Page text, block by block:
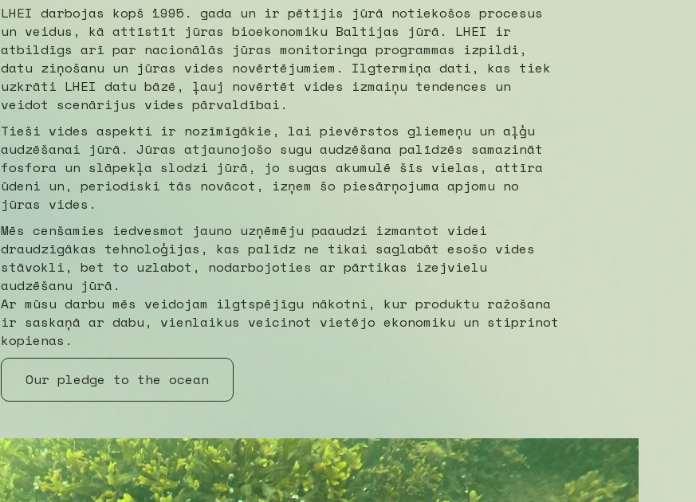
LHEI darbojas kopš 1995. gada un ir pētījis jūrā notiekošos procesus
un veidus, kā attīstīt jūras bioekonomiku Baltijas jūrā. LHEI ir
atbildīgs arī par nacionālās jūras monitoringa programmas izpildi,
datu ziņošanu un jūras vides novērtējumiem. Ilgtermiņa dati, kas tiek
uzkrāti LHEI datu bāzē, ļauj novērtēt vides izmaiņu tendences un
veidot scenārijus vides pārvaldībai.
Tieši vides aspekti ir nozīmīgākie, lai pievērstos gliemeņu un aļģu
audzēšanai jūrā. Jūras atjaunojošo sugu audzēšana palīdzēs samazināt
fosfora un slāpekļa slodzi jūrā, jo sugas akumulē šīs vielas, attīra
ūdeni un, periodiski tās novācot, izņem šo piesārņojuma apjomu no
jūras vides.
Mēs cenšamies iedvesmot jauno uzņēmēju paaudzi izmantot videi
draudzīgākas tehnoloģijas, kas palīdz ne tikai saglabāt esošo vides
stāvokli, bet to uzlabot, nodarbojoties ar pārtikas izejvielu
audzēšanu jūrā.
Ar mūsu darbu mēs veidojam ilgtspējīgu nākotni, kur produktu ražošana
ir saskaņā ar dabu, vienlaikus veicinot vietējo ekonomiku un stiprinot
kopienas.
Our pledge to the ocean